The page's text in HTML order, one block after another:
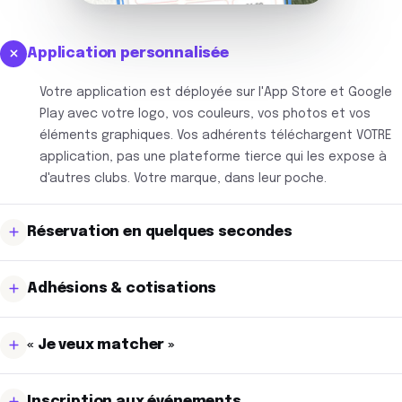
Application personnalisée
Votre application est déployée sur l'App Store et Google
Play avec votre logo, vos couleurs, vos photos et vos
éléments graphiques. Vos adhérents téléchargent VOTRE
application, pas une plateforme tierce qui les expose à
d'autres clubs. Votre marque, dans leur poche.
Réservation en quelques secondes
choisit son terrain, ajoute son partenaire pour un double
ou réserve en simple, puis confirme son paiement. En
quelques secondes, le terrain est réservé, depuis le
Adhésions & cotisations
en quelques taps, paiement en plusieurs fois, offres
spéciales du club, factures téléchargeables. Votre
accueil ne passe plus ses heures à gérer les demandes
« Je veux matcher »